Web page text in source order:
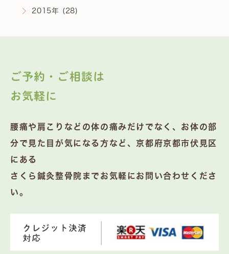
2015年 (28)
ご予約・ご相談は
お気軽に
腰痛や肩こりなどの体の痛みだけでなく、お体の部
分で見た目が気になる方など、京都府京都市伏見区
にある
さくら鍼灸整骨院までお気軽にお問い合わせくださ
い。